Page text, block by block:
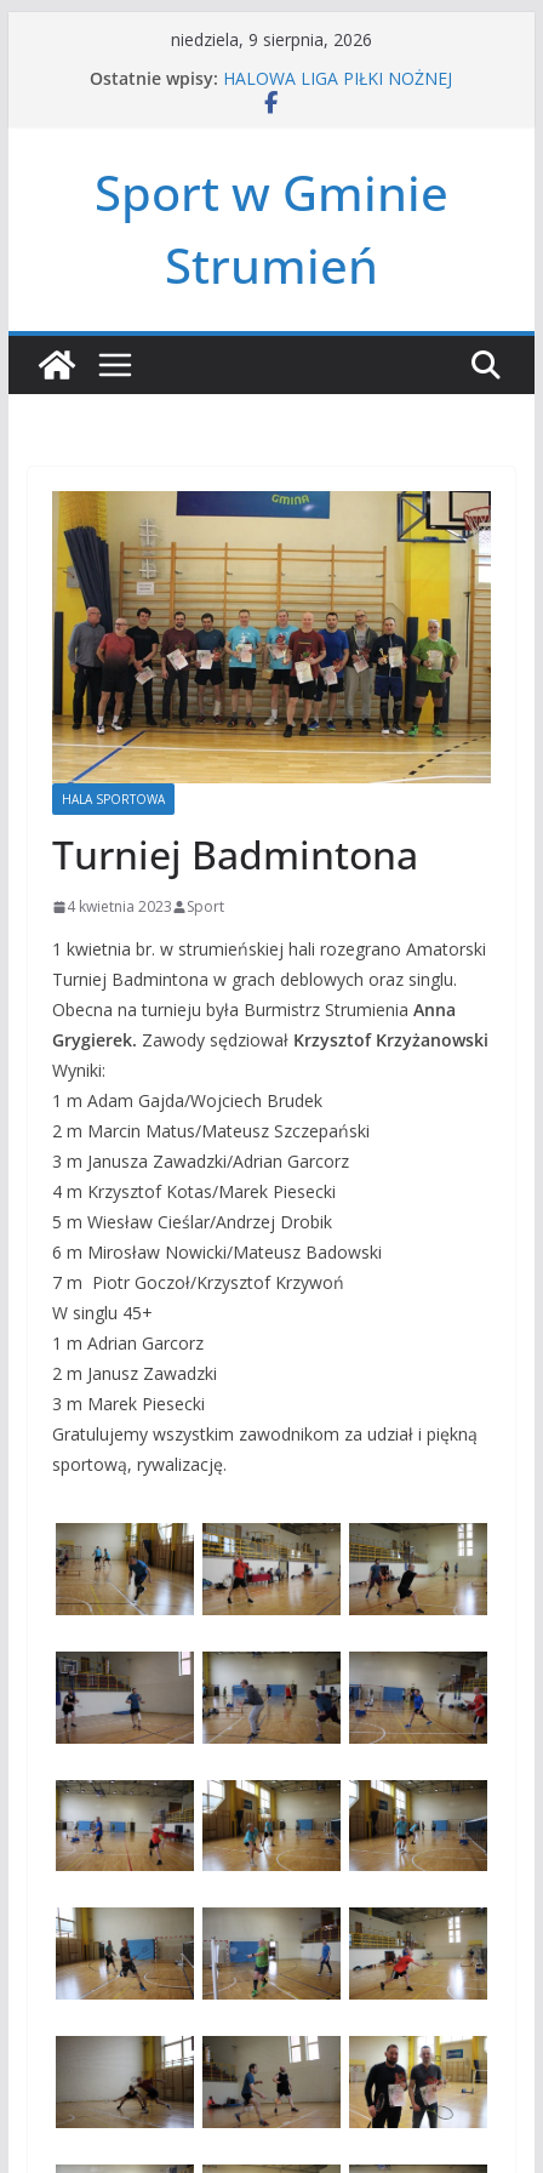
niedziela, 9 sierpnia, 2026
Ostatnie wpisy: HALOWA LIGA PIŁKI NOŻNEJ
LATO W MIEŚCIE’2026
Czwórbój lekkoatletyczny
Sport w Gminie
Strumień
HALA SPORTOWA
Turniej Badmintona
4 kwietnia 2023 Sport
1 kwietnia br. w strumieńskiej hali rozegrano Amatorski
Turniej Badmintona w grach deblowych oraz singlu.
Obecna na turnieju była Burmistrz Strumienia Anna
Grygierek. Zawody sędziowałKrzysztof Krzyżanowski
Wyniki:
1 m Adam Gajda/Wojciech Brudek
2 m Marcin Matus/Mateusz Szczepański
3 m Janusza Zawadzki/Adrian Garcorz
4 m Krzysztof Kotas/Marek Piesecki
5 m Wiesław Cieślar/Andrzej Drobik
6 m Mirosław Nowicki/Mateusz Badowski
7 m Piotr Goczoł/Krzysztof Krzywoń
W singlu 45+
1 m Adrian Garcorz
2 m Janusz Zawadzki
3 m Marek Piesecki
Gratulujemy wszystkim zawodnikom za udział i piękną
sportową, rywalizację.